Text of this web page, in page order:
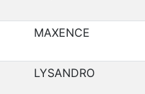
MAXENCE
LYSANDRO